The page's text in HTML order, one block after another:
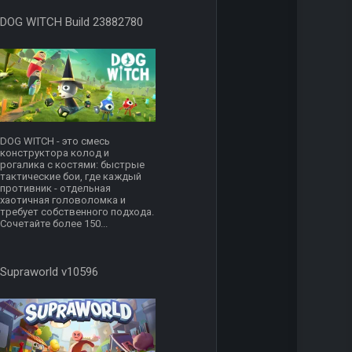
DOG WITCH Build 23882780
DOG WITCH - это смесь
конструктора колод и
рогалика с костями: быстрые
тактические бои, где каждый
противник - отдельная
хаотичная головоломка и
требует собственного подхода.
Сочетайте более 150...
Supraworld v10596